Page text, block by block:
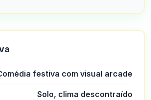
festiva com visual arcade
Solo, clima descontraído